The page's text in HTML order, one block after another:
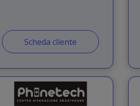
Scheda cliente